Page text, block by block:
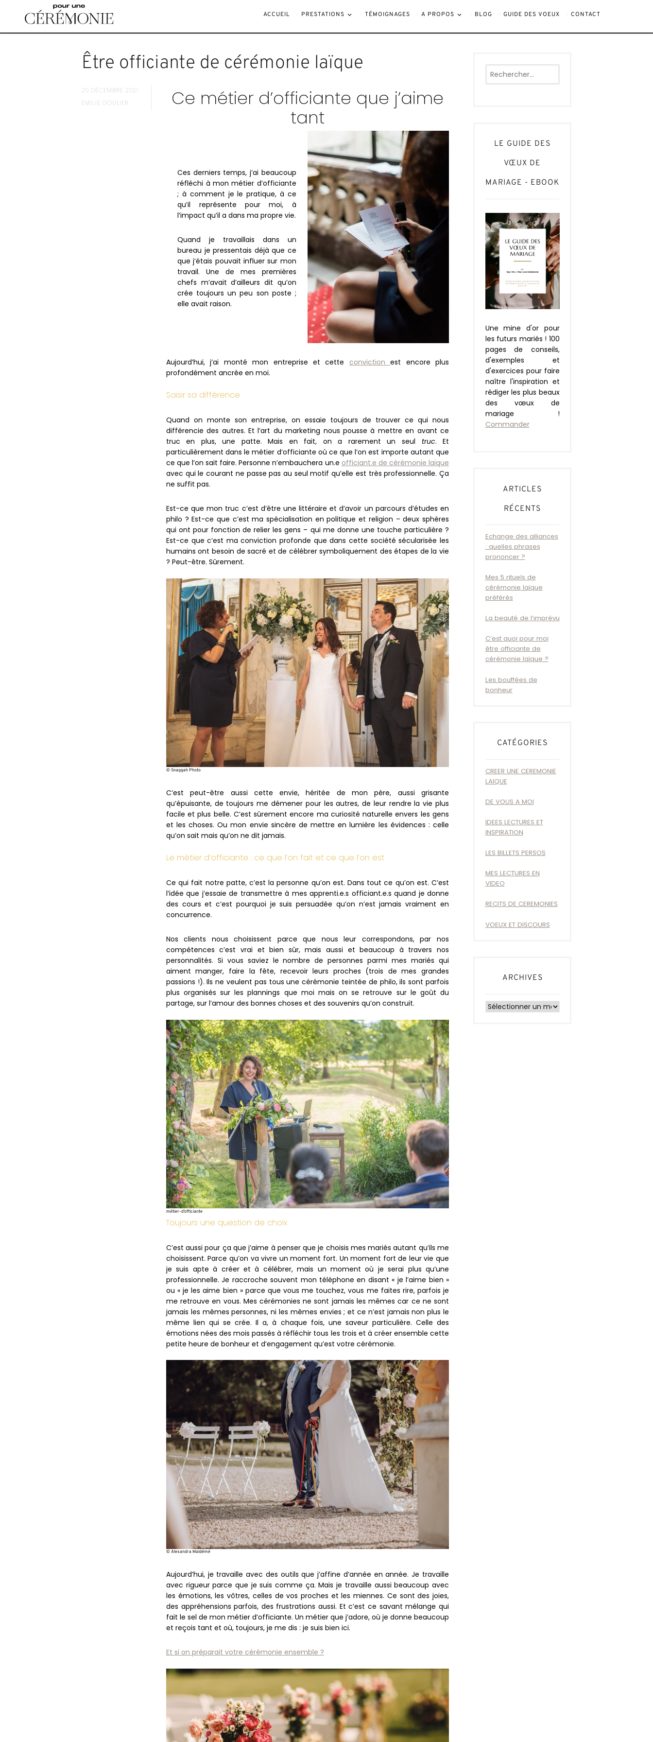
contenu
ACCUEIL PRESTATIONS TÉMOIGNAGES A PROPOS BLOG GUIDE DES VOEUX CONTACT
laïque
Être officiante de cérémonie laïque
20 DÉCEMBRE 2021
EMILIE GOULIER
Ce métier d’officiante que j’aime
tant
Ces derniers temps, j’ai beaucoup
réfléchi à mon métier d’officiante
; à comment je le pratique, à ce
qu’il représente pour moi, à
l’impact qu’il a dans ma propre vie.
Quand je travaillais dans un
bureau je pressentais déjà que ce
que j’étais pouvait influer sur mon
travail. Une de mes premières
chefs m’avait d’ailleurs dit qu’on
crée toujours un peu son poste ;
elle avait raison.
Aujourd’hui, j’ai monté mon entreprise et cette convictionest encore plus
profondément ancrée en moi.
Saisir sa différence
Quand on monte son entreprise, on essaie toujours de trouver ce qui nous
différencie des autres. Et l’art du marketing nous pousse à mettre en avant ce
truc en plus, une patte. Mais en fait, on a rarement un seul truc. Et
particulièrement dans le métier d’officiante où ce que l’on est importe autant que
ce que l’on sait faire. Personne n’embauchera un.e officiant.e de cérémonie laïque
avec qui le courant ne passe pas au seul motif qu’elle est très professionnelle. Ça
ne suffit pas.
Est-ce que mon truc c’est d’être une littéraire et d’avoir un parcours d’études en
philo ? Est-ce que c’est ma spécialisation en politique et religion – deux sphères
qui ont pour fonction de relier les gens – qui me donne une touche particulière ?
Est-ce que c’est ma conviction profonde que dans cette société sécularisée les
humains ont besoin de sacré et de célébrer symboliquement des étapes de la vie
? Peut-être. Sûrement.
© Snaggah Photo
C’est peut-être aussi cette envie, héritée de mon père, aussi grisante
qu’épuisante, de toujours me démener pour les autres, de leur rendre la vie plus
facile et plus belle. C’est sûrement encore ma curiosité naturelle envers les gens
et les choses. Ou mon envie sincère de mettre en lumière les évidences : celle
qu’on sait mais qu’on ne dit jamais.
Le métier d’officiante : ce que l’on fait et ce que l’on est
Ce qui fait notre patte, c’est la personne qu’on est. Dans tout ce qu’on est. C’est
l’idée que j’essaie de transmettre à mes apprenti.e.s officiant.e.s quand je donne
des cours et c’est pourquoi je suis persuadée qu’on n’est jamais vraiment en
concurrence.
Nos clients nous choisissent parce que nous leur correspondons, par nos
compétences c’est vrai et bien sûr, mais aussi et beaucoup à travers nos
personnalités. Si vous saviez le nombre de personnes parmi mes mariés qui
aiment manger, faire la fête, recevoir leurs proches (trois de mes grandes
passions !). Ils ne veulent pas tous une cérémonie teintée de philo, ils sont parfois
plus organisés sur les plannings que moi mais on se retrouve sur le goût du
partage, sur l’amour des bonnes choses et des souvenirs qu’on construit.
métier-d’officiante
Toujours une question de choix
C’est aussi pour ça que j’aime à penser que je choisis mes mariés autant qu’ils me
choisissent. Parce qu’on va vivre un moment fort. Un moment fort de leur vie que
je suis apte à créer et à célébrer, mais un moment où je serai plus qu’une
professionnelle. Je raccroche souvent mon téléphone en disant « je l’aime bien »
ou « je les aime bien » parce que vous me touchez, vous me faites rire, parfois je
me retrouve en vous. Mes cérémonies ne sont jamais les mêmes car ce ne sont
jamais les mêmes personnes, ni les mêmes envies ; et ce n’est jamais non plus le
même lien qui se crée. Il a, à chaque fois, une saveur particulière. Celle des
émotions nées des mois passés à réfléchir tous les trois et à créer ensemble cette
petite heure de bonheur et d’engagement qu’est votre cérémonie.
© Alexandra Maldémé
Aujourd’hui, je travaille avec des outils que j’affine d’année en année. Je travaille
avec rigueur parce que je suis comme ça. Mais je travaille aussi beaucoup avec
les émotions, les vôtres, celles de vos proches et les miennes. Ce sont des joies,
des appréhensions parfois, des frustrations aussi. Et c’est ce savant mélange qui
fait le sel de mon métier d’officiante. Un métier que j’adore, où je donne beaucoup
et reçois tant et où, toujours, je me dis : je suis bien ici.
Et si on préparait votre cérémonie ensemble ?
LE GUIDE DES
VŒUX DE
MARIAGE - EBOOK
Une mine d'or pour
les futurs mariés ! 100
pages de conseils,
d'exemples et
d'exercices pour faire
naître l'inspiration et
rédiger les plus beaux
des vœux de
mariage !
Commander
ARTICLES
RÉCENTS
Echange des alliances
: quelles phrases
prononcer ?
Mes 5 rituels de
cérémonie laïque
préférés
La beauté de l’imprévu
C’est quoi pour moi
être officiante de
cérémonie laïque ?
Les bouffées de
bonheur
CATÉGORIES
CREER UNE CEREMONIE
LAIQUE
DE VOUS A MOI
IDEES LECTURES ET
INSPIRATION
LES BILLETS PERSOS
MES LECTURES EN
VIDEO
RECITS DE CEREMONIES
VOEUX ET DISCOURS
ARCHIVES
Archives